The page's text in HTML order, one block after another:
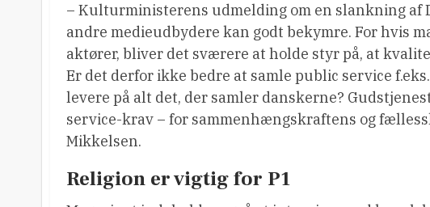
– Kulturministerens udmelding om en slankning af
andre medieudbydere kan godt bekymre. For hvis
aktører, bliver det sværere at holde styr på, at
Er det derfor ikke bedre at samle public service
levere på alt det, der samler danskerne?
service-krav – for sammenhængskraftens og
Mikkelsen.
Religion er vigtig for P1